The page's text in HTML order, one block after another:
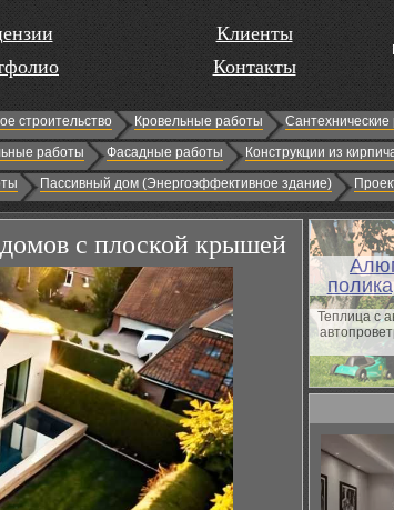
Клиенты
Контакты
строительство Кровельные работы
Сантехнические
работы Фасадные работы
Конструкции из
Пассивный дом (Энергоэффективное здание)
с плоской крышей
Теплица с